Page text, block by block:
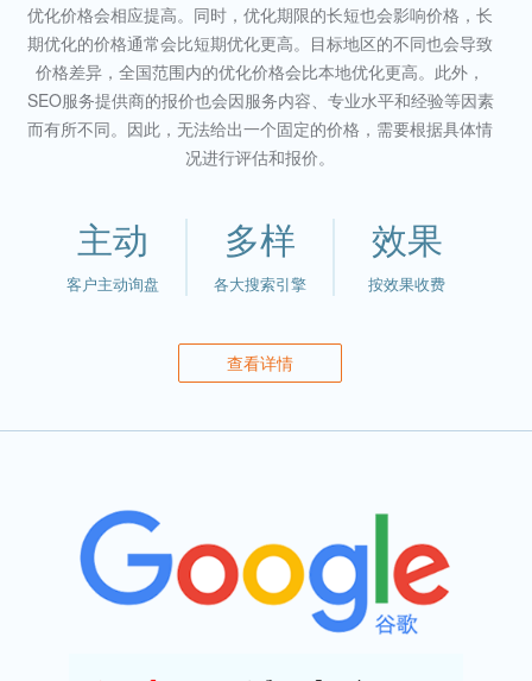
优化价格会相应提高。同时，优化期限的长短也会影响价格，长
期优化的价格通常会比短期优化更高。目标地区的不同也会导致
价格差异，全国范围内的优化价格会比本地优化更高。此外，
SEO服务提供商的报价也会因服务内容、专业水平和经验等因素
而有所不同。因此，无法给出一个固定的价格，需要根据具体情
况进行评估和报价。
主动
客户主动询盘
多样
各大搜索引擎
效果
按效果收费
查看详情